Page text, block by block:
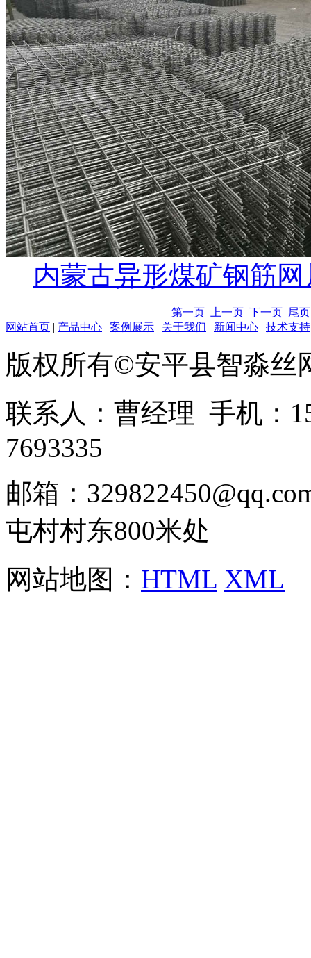
内蒙古异形煤矿钢筋网
第一页 上一页 下一页 尾页
网站首页 | 产品中心 | 案例展示 | 关于我们 | 新闻中心 | 技术支持
版权所有©安平县智淼丝
联系人：曹经理 手机：
7693335
邮箱：
屯村村东800米处
网站地图： HTML XML